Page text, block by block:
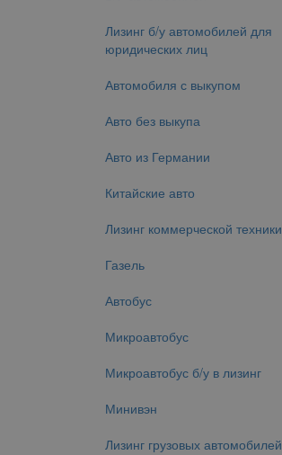
Лизинг б/у автомобилей для
юридических лиц
Автомобиля с выкупом
Авто без выкупа
Авто из Германии
Китайские авто
Лизинг коммерческой техники
Газель
Автобус
Микроавтобус
Микроавтобус б/у в лизинг
Минивэн
Лизинг грузовых автомобилей